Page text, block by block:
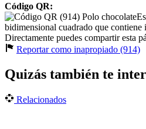
Código QR:
bidimensional cuadrado que
Directamente puedes compartir esta
Reportar como inapropiado (914)
Quizás también te
Relacionados